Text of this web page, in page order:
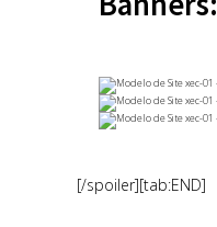
[/spoiler][tab:END]